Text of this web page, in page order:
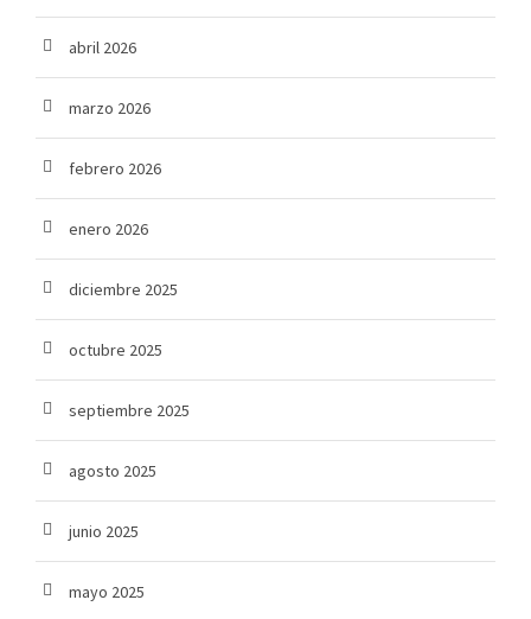
abril 2026
marzo 2026
febrero 2026
enero 2026
diciembre 2025
octubre 2025
septiembre 2025
agosto 2025
junio 2025
mayo 2025